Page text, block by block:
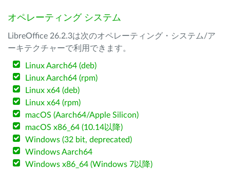
オペレーティング システム
LibreOffice 26.2.3は次のオペレーティング・システム/ア
ーキテクチャーで利用できます。
Linux Aarch64 (deb)
Linux Aarch64 (rpm)
Linux x64 (deb)
Linux x64 (rpm)
macOS (Aarch64/Apple Silicon)
macOS x86_64 (10.14以降)
Windows (32 bit, deprecated)
Windows Aarch64
Windows x86_64 (Windows 7以降)